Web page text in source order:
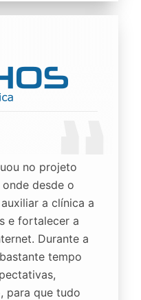
no projeto
desde o
a clínica a
e fortalecer a
Durante a
tempo
para que tudo